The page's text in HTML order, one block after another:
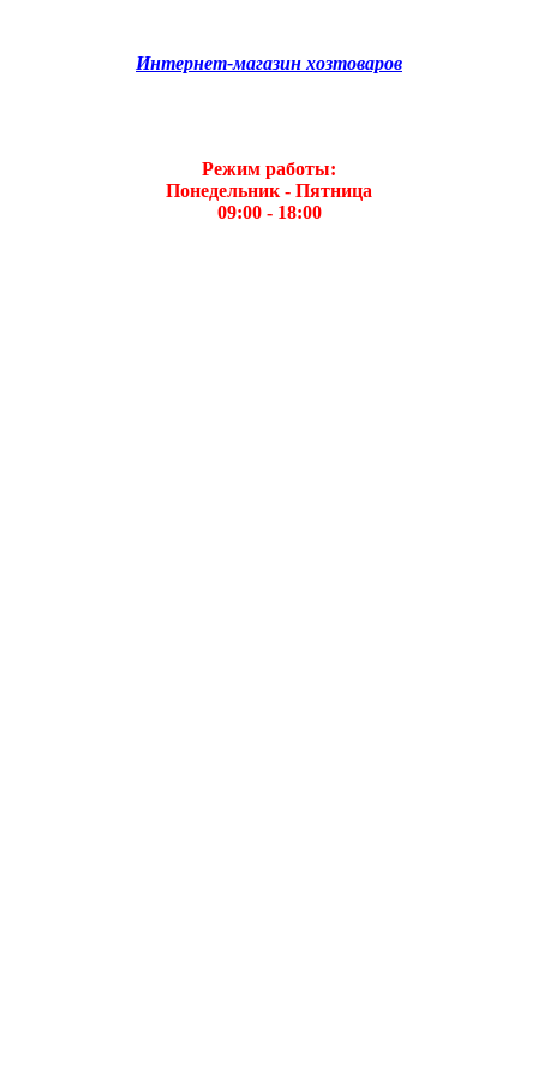
Интернет-магазин хозтоваров
Режим работы:
Понедельник - Пятница
09:00 - 18:00